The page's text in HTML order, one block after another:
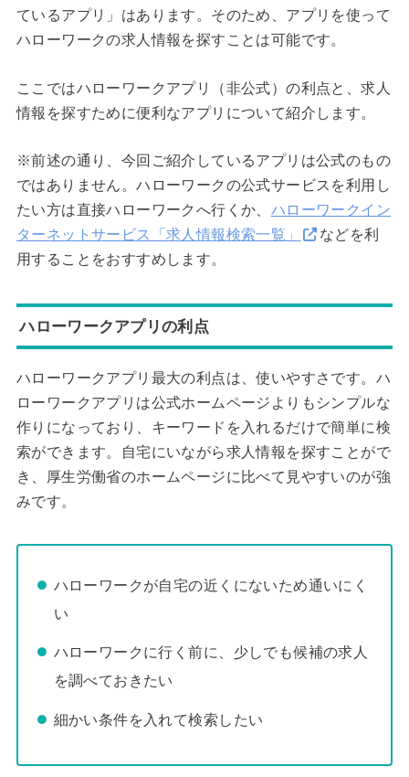
ているアプリ」はあります。そのため、アプリを使って
ハローワークの求人情報を探すことは可能です。
ここではハローワークアプリ（非公式）の利点と、求人
情報を探すために便利なアプリについて紹介します。
※前述の通り、今回ご紹介しているアプリは公式のもの
ではありません。ハローワークの公式サービスを利用し
たい方は直接ハローワークへ行くか、 ハローワークイン
ターネットサービス「求人情報検索一覧」
などを利
用することをおすすめします。
ハローワークアプリの利点
ハローワークアプリ最大の利点は、使いやすさです。ハ
ローワークアプリは公式ホームページよりもシンプルな
作りになっており、キーワードを入れるだけで簡単に検
索ができます。自宅にいながら求人情報を探すことがで
き、厚生労働省のホームページに比べて見やすいのが強
みです。
ハローワークが自宅の近くにないため通いにく
い
ハローワークに行く前に、少しでも候補の求人
を調べておきたい
細かい条件を入れて検索したい